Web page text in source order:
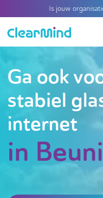
Is jouw
Ga ook
stabiel
internet
in